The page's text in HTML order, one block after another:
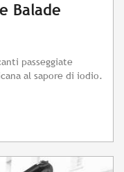
Balade
passeggiate
al sapore di iodio.